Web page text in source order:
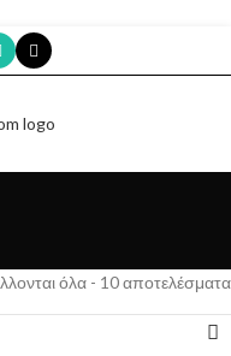
όλα - 10 αποτελέσματα